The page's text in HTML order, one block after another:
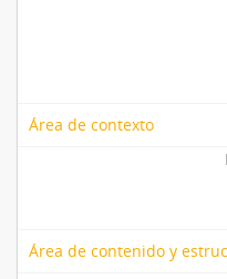
Área de contexto
Área de contenido y